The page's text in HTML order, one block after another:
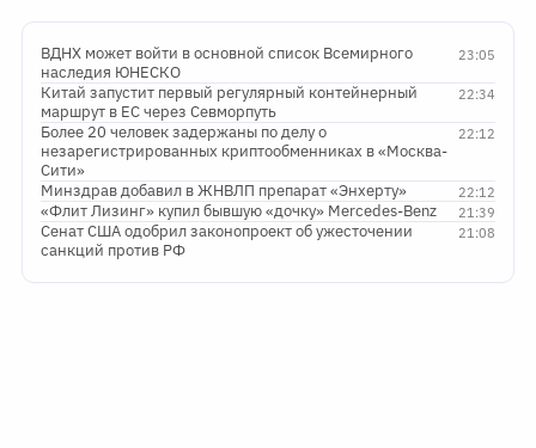
23:05
ВДНХ может войти в основной список Всемирного
наследия ЮНЕСКО
22:34
Китай запустит первый регулярный контейнерный
маршрут в ЕС через Севморпуть
22:12
Более 20 человек задержаны по делу о
незарегистрированных криптообменниках в «Москва-
Сити»
22:12
Минздрав добавил в ЖНВЛП препарат «Энхерту»
21:39
«Флит Лизинг» купил бывшую «дочку» Mercedes-Benz
21:08
Сенат США одобрил законопроект об ужесточении
санкций против РФ